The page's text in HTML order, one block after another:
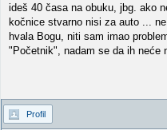
ideš 40 časa na obuku, jbg. ako
kočnice stvarno nisi za auto ...
hvala Bogu, niti sam imao
"Početnik", nadam se da ih neće
Profil